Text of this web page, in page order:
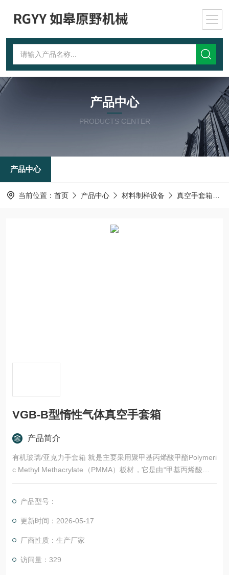
产品中心
PRODUCTS CENTER
产品中心
当前位置： 首页 产品中心 材料制样设备 真空手套箱
VGB-B型惰性气体真空手套箱
产品简介
有机玻璃/亚克力手套箱 就是主要采用聚甲基丙烯酸甲酯Polymeri
c Methyl Methacrylate（PMMA）板材，它是由“甲基丙烯酸甲酯
单体 Methyl Methacrylate（MMA）"聚合而成。或是由亚克力粒
英文acrylic，意指由有机化合物MMA制成的PMMA板，其透明与
透光度如同玻璃一般。
产品型号：
更新时间：2026-05-17
厂商性质：生产厂家
访问量：329